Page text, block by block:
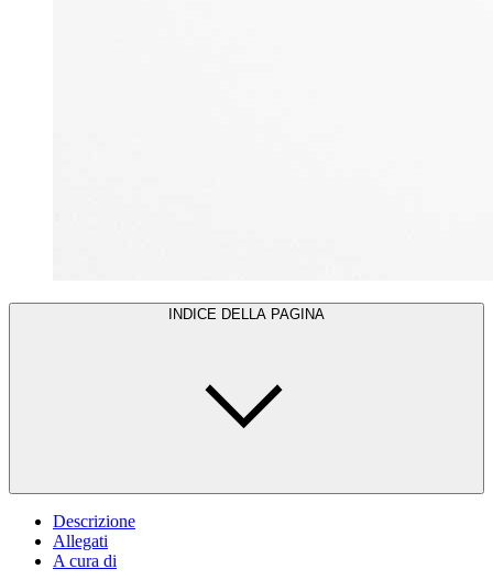
INDICE DELLA PAGINA
Descrizione
Allegati
A cura di